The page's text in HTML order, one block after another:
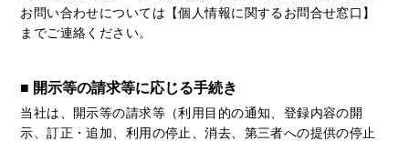
お問い合わせについては【個人情報に関するお問合せ窓口】
までご連絡ください。
■ 開示等の請求等に応じる手続き
当社は、開示等の請求等（利用目的の通知、登録内容の開
示、訂正・追加、利用の停止、消去、第三者への提供の停止